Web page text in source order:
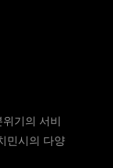
기의 서비
민시의 다양